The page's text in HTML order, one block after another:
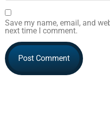
Save my name, email, and
next time I comment.